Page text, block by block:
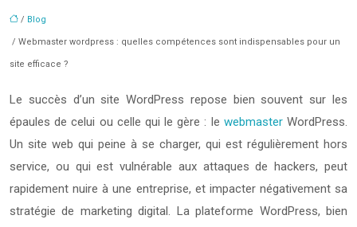
/ Blog
/ Webmaster wordpress : quelles compétences sont indispensables pour un
site efficace ?
Le succès d’un site WordPress repose bien souvent sur les
épaules de celui ou celle qui le gère : le webmasterWordPress.
Un site web qui peine à se charger, qui est régulièrement hors
service, ou qui est vulnérable aux attaques de hackers, peut
rapidement nuire à une entreprise, et impacter négativement sa
stratégie de marketing digital. La plateforme WordPress, bien